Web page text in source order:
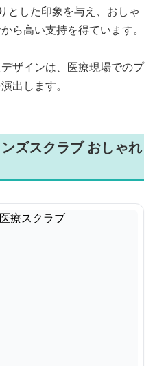
とした印象を与え、おしゃ
ら高い支持を得ています。
ザインは、医療現場でのプ
出します。
ズスクラブ おしゃれ